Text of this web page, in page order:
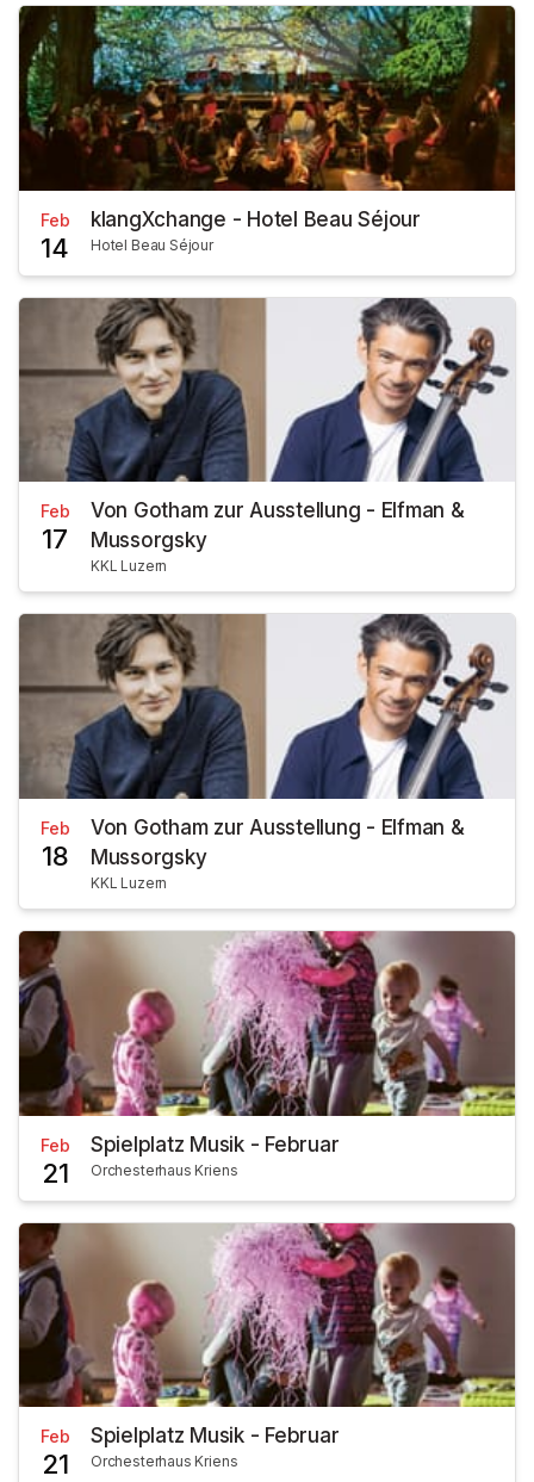
Feb
14
klangXchange - Hotel Beau Séjour
Hotel Beau Séjour
Feb
17
Von Gotham zur Ausstellung - Elfman &
Mussorgsky
KKL Luzern
Feb
18
Von Gotham zur Ausstellung - Elfman &
Mussorgsky
KKL Luzern
Feb
21
Spielplatz Musik - Februar
Orchesterhaus Kriens
Feb
21
Spielplatz Musik - Februar
Orchesterhaus Kriens